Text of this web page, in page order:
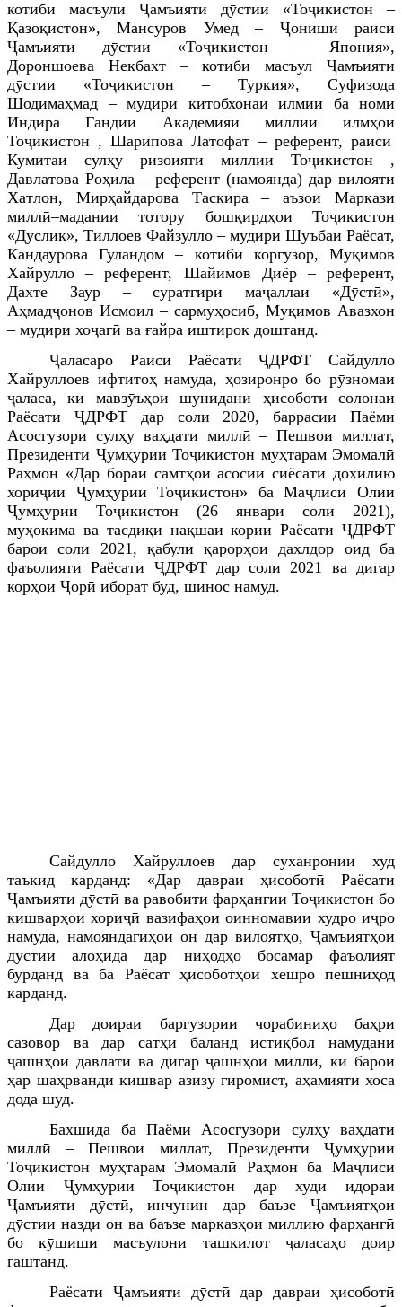
котиби масъули Ҷамъияти дӯстии «Тоҷикистон –
Қазоқистон», Мансуров Умед– Ҷониши раиси
Ҷамъияти дӯстии «Тоҷикистон – Япония»,
Дороншоева Некбахт – котиби масъул
Ҷамъияти
дӯстии «Тоҷикистон – Туркия», Суфизода
Шодимаҳмад – мудири китобхонаи илмии ба номи
Индира Гандии Академияи миллии илмҳои
Тоҷикистон , Шарипова Латофат – референт, раиси
Кумитаи сулҳу ризоияти миллии Тоҷикистон ,
Давлатова Роҳила – референт (намоянда) дар вилояти
Хатлон, Мирҳайдарова Таcкира – аъзои Маркази
миллӣ–мадании тотору бошқирдҳои Тоҷикистон
«Дуслик», Тиллоев Файзулло – мудири Шӯъбаи Раёсат,
Кандаурова Гуландом – котиби коргузор, Муқимов
Хайрулло – референт, Шайимов Диёр – референт,
Дахте Заур – суратгири маҷаллаи «Дӯстӣ»,
Аҳмадҷонов Исмоил – сармуҳосиб, Муқимов Авазхон
– мудири хоҷагӣ ва ғайра иштирок доштанд.
Ҷаласаро Раиси Раёсати ҶДРФТ Сайдулло
Хайруллоев ифтитоҳ намуда, ҳозиронро бо рӯзномаи
ҷаласа, ки мавзӯъҳои шунидани ҳисоботи солонаи
Раёсати ҶДРФТ дар соли 2020, баррасии Паёми
Асосгузори сулҳу ваҳдати миллӣ – Пешвои миллат,
Президенти Ҷумҳурии Тоҷикистон муҳтарам Эмомалӣ
Раҳмон «Дар бораи самтҳои асосии сиёсати дохилию
хориҷии Ҷумҳурии Тоҷикистон» ба Маҷлиси Олии
Ҷумҳурии Тоҷикистон (26 январи соли 2021),
муҳокима ва тасдиқи нақшаи кории Раёсати ҶДРФТ
барои соли 2021, қабули қарорҳои дахлдор оид ба
фаъолияти Раёсати ҶДРФТ дар соли 2021 ва дигар
корҳои Ҷорӣ иборат буд, шинос намуд.
Сайдулло Хайруллоев дар суханронии худ
таъкид карданд: «Дар давраи ҳисоботӣ Раёсати
Ҷамъияти дӯстӣ ва равобити фарҳангии Тоҷикистон бо
кишварҳои хориҷӣ вазифаҳои оинномавии худро иҷро
намуда, намояндагиҳои он дар вилоятҳо, Ҷамъиятҳои
дӯстии алоҳида дар ниҳодҳо босамар фаъолият
бурданд ва ба Раёсат ҳисоботҳои хешро пешниҳод
карданд.
Дар доираи баргузории чорабиниҳо баҳри
сазовор ва дар сатҳи баланд истиқбол намудани
ҷашнҳои давлатӣ ва дигарҷашнҳои миллӣ, ки барои
ҳар шаҳрванди кишвар азизу гиромист, аҳамияти хоса
дода шуд.
Бахшида ба Паёми Асосгузори сулҳу ваҳдати
миллӣ – Пешвои миллат, Президенти Ҷумҳурии
Тоҷикистон муҳтарам Эмомалӣ Раҳмон ба Маҷлиси
Олии Ҷумҳурии Тоҷикистон дар худи идораи
Ҷамъияти дӯстӣ, инчунин дар баъзе Ҷамъиятҳои
дӯстии назди он ва баъзе марказҳои миллию фарҳангӣ
бо кӯшиши масъулони ташкилот ҷаласаҳо доир
гаштанд.
Раёсати Ҷамъияти дӯстӣ дар давраи ҳисоботӣ